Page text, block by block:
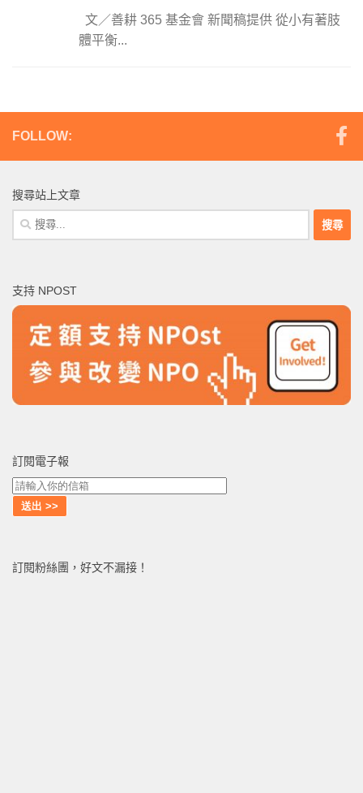
文／善耕 365 基金會 新聞稿提供 從小有著肢
體平衡...
FOLLOW:
搜尋站上文章
搜
尋
字:
支持 NPOST
訂閱電子報
訂閱粉絲團，好文不漏接！